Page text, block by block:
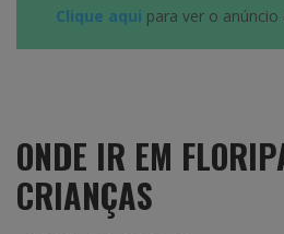
Clique aqui para ver o anúncio
ONDE IR EM
CRIANÇAS